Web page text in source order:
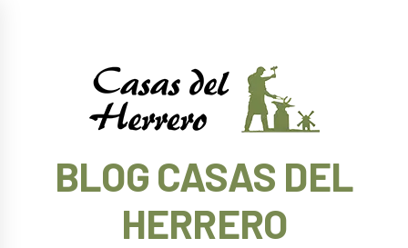
BLOG CASAS DEL
HERRERO